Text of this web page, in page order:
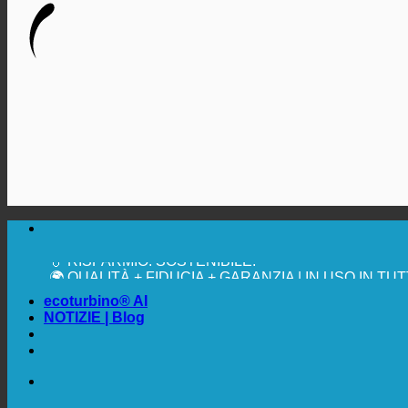
💧 RISPARMIO. SOSTENIBILE.
🌍 QUALITÀ + FIDUCIA + GARANZIA | IN USO IN
ecoturbino® AI
NOTIZIE | Blog